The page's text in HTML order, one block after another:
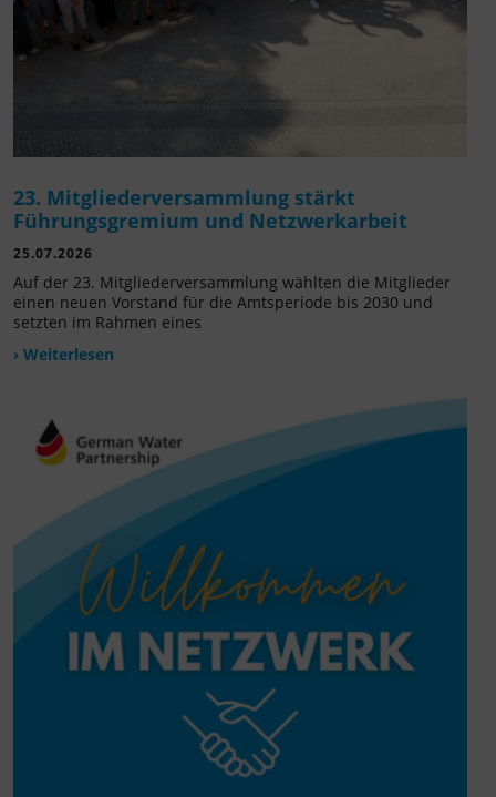
23. Mitgliederversammlung stärkt
Führungsgremium und Netzwerkarbeit
25.07.2026
Auf der 23. Mitgliederversammlung wählten die Mitglieder
einen neuen Vorstand für die Amtsperiode bis 2030 und
setzten im Rahmen eines
› Weiterlesen